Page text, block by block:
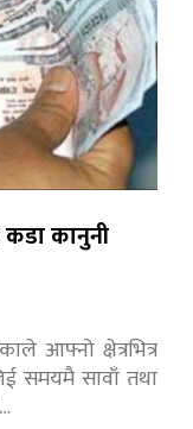
कानुनी
आफ्नो क्षेत्रभित्र
समयमै सावाँ तथा